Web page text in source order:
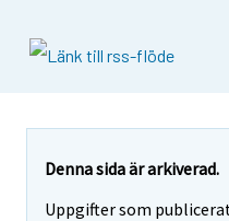
Denna sida är arkiverad.
Uppgifter som